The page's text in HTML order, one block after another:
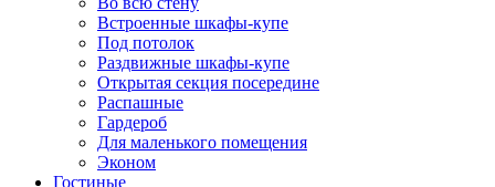
Встроенные шкафы-купе
Под потолок
Раздвижные шкафы-купе
Открытая секция посередине
Распашные
Гардероб
Для маленького помещения
Эконом
Гостиные